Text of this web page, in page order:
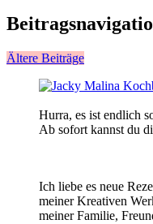
Ältere Beiträge
Hurra, es ist endlich
Ab sofort kannst du
Ich liebe es neue
meiner Kreativen
meiner Familie,